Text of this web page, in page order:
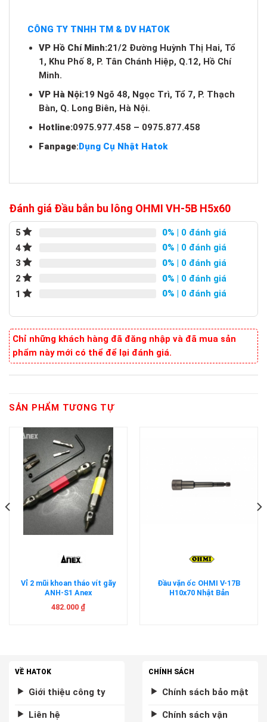
CÔNG TY TNHH TM & DV HATOK
VP Hồ Chí Minh:21/2 Đường Huỳnh Thị Hai, Tổ
1, Khu Phố 8, P. Tân Chánh Hiệp, Q.12, Hồ Chí
Minh.
VP Hà Nội:19 Ngõ 48, Ngọc Trì, Tổ 7, P. Thạch
Bàn, Q. Long Biên, Hà Nội.
Hotline:0975.977.458 – 0975.877.458
Fanpage:Dụng Cụ Nhật Hatok
Đánh giá Đầu bắn bu lông OHMI VH-5B H5x60
5 0% | 0 đánh giá
4
0% | 0 đánh giá
3
0% | 0 đánh giá
2
0% | 0 đánh giá
1
0% | 0 đánh giá
Chỉ những khách hàng đã đăng nhập và đã mua sản
phẩm này mới có thể để lại đánh giá.
SẢN PHẨM TƯƠNG TỰ
Vỉ 2 mũi khoan tháo vít gãy
ANH-S1 Anex
482.000 ₫
Đầu vặn ốc OHMI V-17B
H10x70 Nhật Bản
VỀ HATOK
Giới thiệu công ty
Liên hệ
CHÍNH SÁCH
Chính sách bảo mật
Chính sách vận